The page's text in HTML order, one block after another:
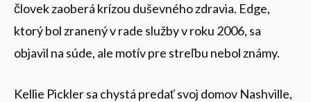
človek zaoberá krízou duševného zdravia. Edge,
ktorý bol zranený v rade služby v roku 2006, sa
objavil na súde, ale motív pre streľbu nebol známy.
Kellie Pickler sa chystá predať svoj domov Nashville,